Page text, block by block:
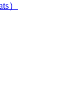
）